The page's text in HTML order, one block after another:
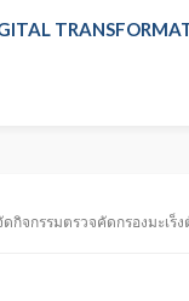
กิจกรรมตรวจคัดกรองมะเร็